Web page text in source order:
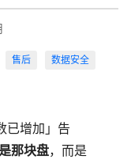
售后 数据安全
已增加」告
那块盘，而是